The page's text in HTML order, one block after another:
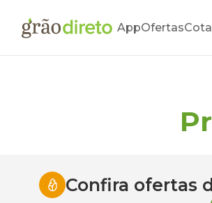
AppOfertas
Confira ofertas